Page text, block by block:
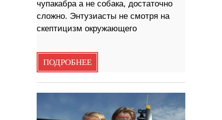
чупакабра а не собака, достаточно
сложно. Энтузиасты не смотря на
скептицизм окружающего
ПОДРОБНЕЕ